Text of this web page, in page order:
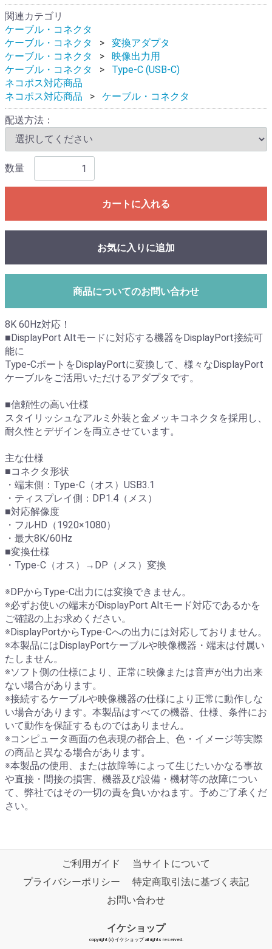
関連カテゴリ
ケーブル・コネクタ
ケーブル・コネクタ
変換アダプタ
ケーブル・コネクタ
映像出力用
ケーブル・コネクタ
Type-C (USB-C)
ネコポス対応商品
ネコポス対応商品
ケーブル・コネクタ
配送方法：
数量
カートに入れる
お気に入りに追加
商品についてのお問い合わせ
8K 60Hz対応！
■DisplayPort Altモードに対応する機器をDisplayPort接続可
能に
Type-CポートをDisplayPortに変換して、様々なDisplayPort
ケーブルをご活用いただけるアダプタです。
■信頼性の高い仕様
スタイリッシュなアルミ外装と金メッキコネクタを採用し、
耐久性とデザインを両立させています。
主な仕様
■コネクタ形状
・端末側：Type-C（オス）USB3.1
・ティスプレイ側：DP1.4（メス）
■対応解像度
・フルHD（1920×1080）
・最大8K/60Hz
■変換仕様
・Type-C（オス）→DP（メス）変換
※DPからType-C出力には変換できません。
※必ずお使いの端末がDisplayPort Altモード対応であるかを
ご確認の上お求めください。
※DisplayPortからType-Cへの出力には対応しておりません。
※本製品にはDisplayPortケーブルや映像機器・端末は付属い
たしません。
※ソフト側の仕様により、正常に映像または音声が出力出来
ない場合があります。
※接続するケーブルや映像機器の仕様により正常に動作しな
い場合があります。本製品はすべての機器、仕様、条件にお
いて動作を保証するものではありません。
※コンピュータ画面の色表現の都合上、色・イメージ等実際
の商品と異なる場合があります。
※本製品の使用、または故障等によって生じたいかなる事故
や直接・間接の損害、機器及び設備・機材等の故障につい
て、弊社ではその一切の責を負いかねます。予めご了承くだ
さい。
ご利用ガイド
当サイトについて
プライバシーポリシー
特定商取引法に基づく表記
お問い合わせ
イケショップ
copyright (c) イケショップ all rights reserved.